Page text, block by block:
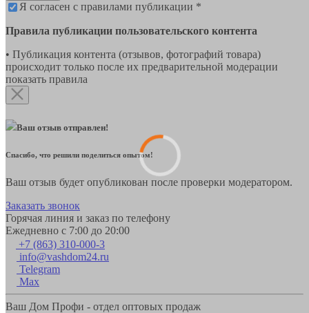
Я согласен с правилами публикации *
Правила публикации пользовательского контента
• Публикация контента (отзывов, фотографий товара)
происходит только после их предварительной модерации
показать правила
Ваш отзыв отправлен!
Спасибо, что решили поделиться опытом!
Ваш отзыв будет опубликован после проверки модератором.
Заказать звонок
Горячая линия и заказ по телефону
Ежедневно с 7:00 до 20:00
+7 (863) 310-000-3
info@vashdom24.ru
Telegram
Max
Ваш Дом Профи - отдел оптовых продаж